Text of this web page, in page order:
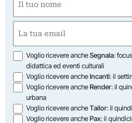
(Required)
First
(Required)
Opzioni
Voglio ricevere ancheSegnala:
didattica ed eventi culturali
Voglio ricevere ancheIncanti: il
Voglio ricevere ancheRender: il
urbana
Voglio ricevere ancheTailor: il
Voglio ricevere anchePax: il